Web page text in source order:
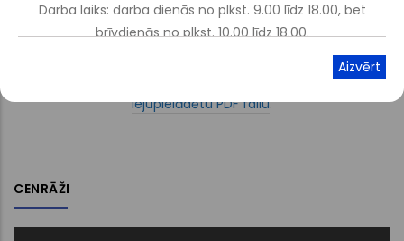
Atskaņot tekstu Viegli lasīt
Kļūda ielādējot dokumentu. Jūsu tīmekļa pārlūkprogrammai
noklikšķināt šeit, lai
lejupielādētu PDF failu.
Darba laiks: darba dienās no plkst. 9.00 līdz 18.00, bet
brīvdienās no plkst. 10.00 līdz 18.00.
CENRĀŽI